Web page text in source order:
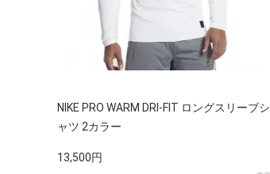
NIKE PRO WARM DRI-FIT ロングスリーブシ
ャツ 2カラー
13,500円